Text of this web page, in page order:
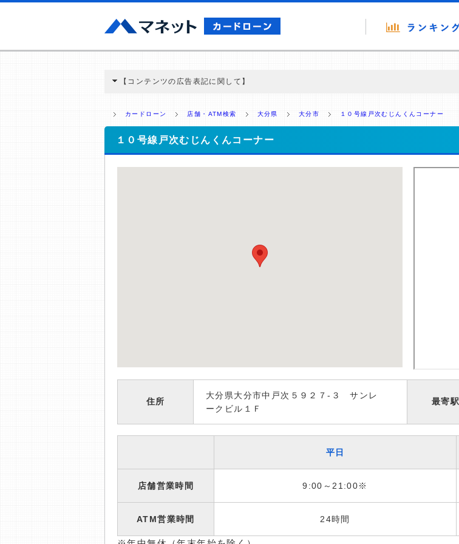
【コンテンツの広告表記に関して】
ミ収集などに基づき、公平性を担保した情報提供を行っています。
>提携企業一覧
カードローン 店舗・ATM検索 大分県 大分市 １０号線戸次むじんくんコーナー
１０号線戸次むじんくんコーナー
住所
大分県大分市中戸次５９２７-３ サンレ
ークビル１Ｆ
最寄駅
平日
店舗営業時間 9:00～21:00※
ATM営業時間 24時間